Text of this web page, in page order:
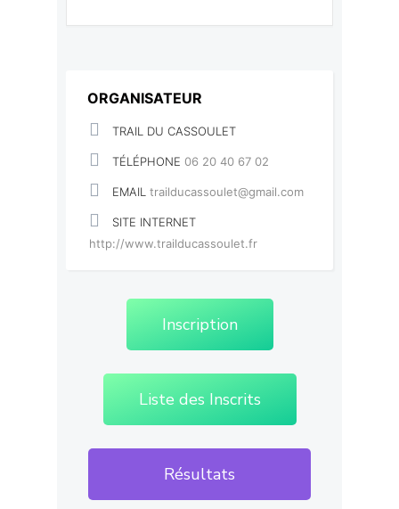
ORGANISATEUR
TRAIL DU CASSOULET
TÉLÉPHONE 06 20 40 67 02
EMAIL trailducassoulet@gmail.com
SITE INTERNET
http://www.trailducassoulet.fr
Inscription
Liste des Inscrits
Résultats